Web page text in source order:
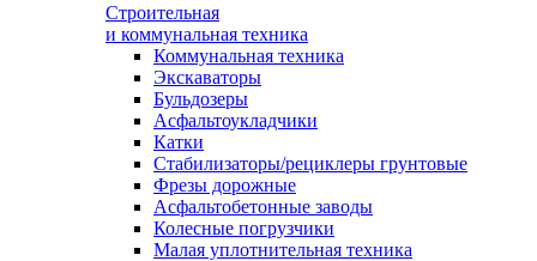
Строительная
и коммунальная техника
Коммунальная техника
Экскаваторы
Бульдозеры
Асфальтоукладчики
Катки
Стабилизаторы/рециклеры грунтовые
Фрезы дорожные
Асфальтобетонные заводы
Колесные погрузчики
Малая уплотнительная техника